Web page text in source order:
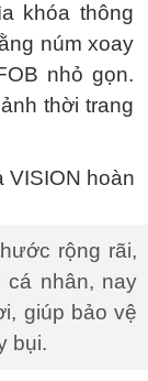
khóa thông
núm xoay
nhỏ gọn.
thời trang
rộng rãi,
cá nhân, nay
giúp bảo vệ
bụi.